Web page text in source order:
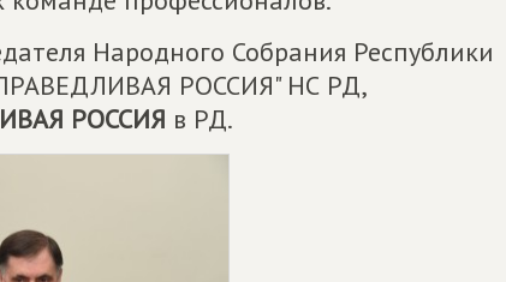
Народного Собрания Республики
РОССИЯ" НС РД,
РОССИЯ в РД.